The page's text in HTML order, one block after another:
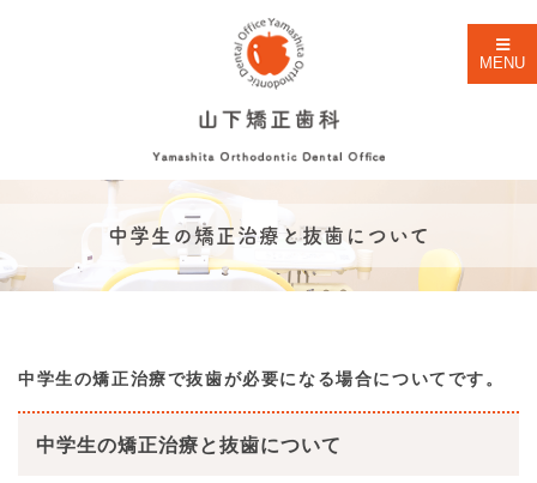
MENU
中学生の矯正治療と抜歯について
中学生の矯正治療で抜歯が必要になる場合についてです。
中学生の矯正治療と抜歯について